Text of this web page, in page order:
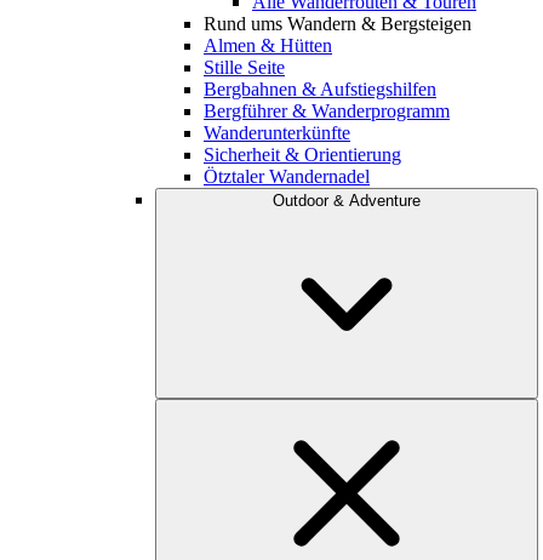
Rund ums Wandern & Bergsteigen
Almen & Hütten
Stille Seite
Bergbahnen & Aufstiegshilfen
Bergführer & Wanderprogramm
Wanderunterkünfte
Sicherheit & Orientierung
Ötztaler Wandernadel
Outdoor & Adventure